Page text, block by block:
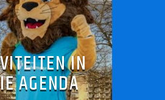
IN
AGENDA